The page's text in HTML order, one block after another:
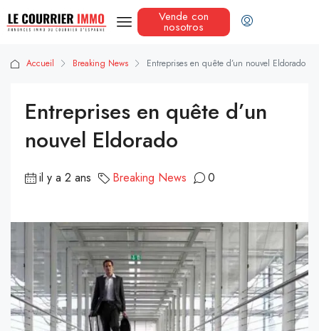
Vende con
nosotros
Accueil Breaking News Entreprises en quête d’un nouvel Eldorado
Entreprises en quête d’un
nouvel Eldorado
il y a 2 ans Breaking News 0